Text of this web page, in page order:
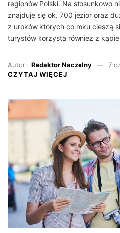
regionów Polski. Na stosunkowo
znajduje się ok. 700 jezior oraz
z uroków których co roku cieszą
turystów korzysta również z
Autor: Redaktor Naczelny
7
CZYTAJ WIĘCEJ